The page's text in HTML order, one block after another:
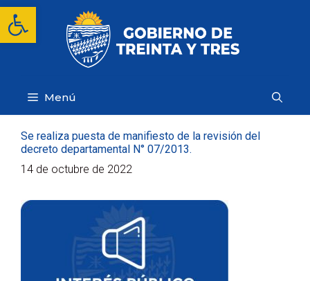
Abrir barra de herramientas
Saltar
contenido
Menú
Se realiza puesta de manifiesto de la revisión del
decreto departamental N° 07/2013.
14 de octubre de 2022